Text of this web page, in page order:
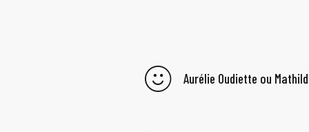
Aurélie Oudiette ou